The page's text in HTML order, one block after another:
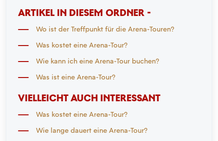
ARTIKEL IN DIESEM ORDNER -
Wo ist der Treffpunkt für die Arena-Touren?
Was kostet eine Arena-Tour?
Wie kann ich eine Arena-Tour buchen?
Was ist eine Arena-Tour?
VIELLEICHT AUCH INTERESSANT
Was kostet eine Arena-Tour?
Wie lange dauert eine Arena-Tour?